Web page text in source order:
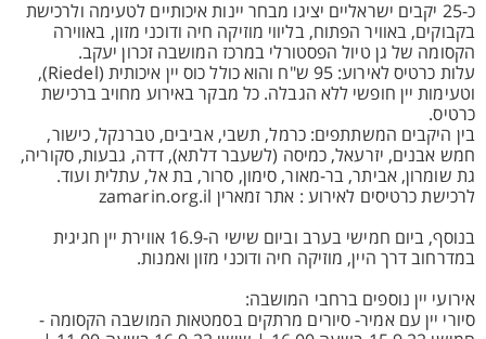
כ-25 יקבים ישראליים יציגו מבחר יינות איכותיים לטעימה ולרכישת
בקבוקים, באוויר הפתוח, בליווי מוזיקה חיה ודוכני מזון, באווירה
הקסומה של גן טיול הפסטורלי במרכז המושבה זכרון יעקב.
עלות כרטיס לאירוע: 95 ש"ח והוא כולל כוס יין איכותית (Riedel),
וטעימות יין חופשי ללא הגבלה. כל מבקר באירוע מחויב ברכישת
כרטיס.
בין היקבים המשתתפים: כרמל, תשבי, אביבים, טברנקל, כישור,
חמש אבנים, יזרעאל, כמיסה (לשעבר דלתא), דדה, גבעות, סקוריה,
גת שומרון, אביתר, בר-מאור, סימון, סרור, בת אל, עתלית ועוד.
לרכישת כרטיסים לאירוע : אתר זמארין zamarin.org.il
בנוסף, ביום חמישי בערב וביום שישי ה-16.9 אווירת יין חגיגית
במדרחוב דרך היין, מוזיקה חיה ודוכני מזון ואמנות.
אירועי יין נוספים ברחבי המושבה:
סיורי יין עם אמיר- סיורים מרתקים בסמטאות המושבה הקסומה -